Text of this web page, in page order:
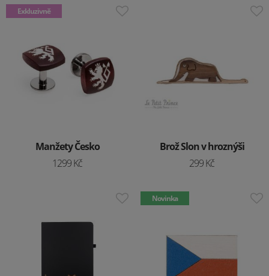
Exkluzivně
Manžety Česko
1299 Kč
Brož Slon v hroznýši
299 Kč
Novinka